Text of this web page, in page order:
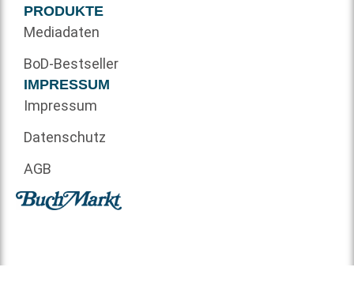
PRODUKTE
Mediadaten
BoD-Bestseller
IMPRESSUM
Impressum
Datenschutz
AGB